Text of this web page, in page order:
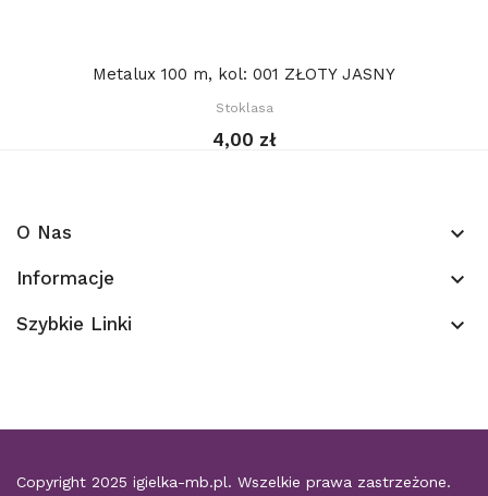
Metalux 100 m, kol: 001 ZŁOTY JASNY
Stoklasa
4,00 zł
O Nas keyboard_arrow_down
Informacje keyboard_arrow_down
Szybkie Linki keyboard_arrow_down
Copyright 2025 igielka-mb.pl. Wszelkie prawa zastrzeżone.